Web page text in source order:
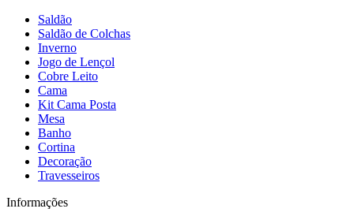
Saldão
Saldão de Colchas
Inverno
Jogo de Lençol
Cobre Leito
Cama
Kit Cama Posta
Mesa
Banho
Cortina
Decoração
Travesseiros
Informações